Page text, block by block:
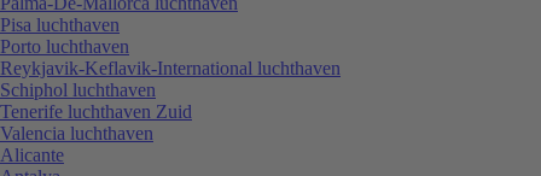
Pisa luchthaven
Porto luchthaven
Reykjavik-Keflavik-International luchthaven
Schiphol luchthaven
Tenerife luchthaven Zuid
Valencia luchthaven
Alicante